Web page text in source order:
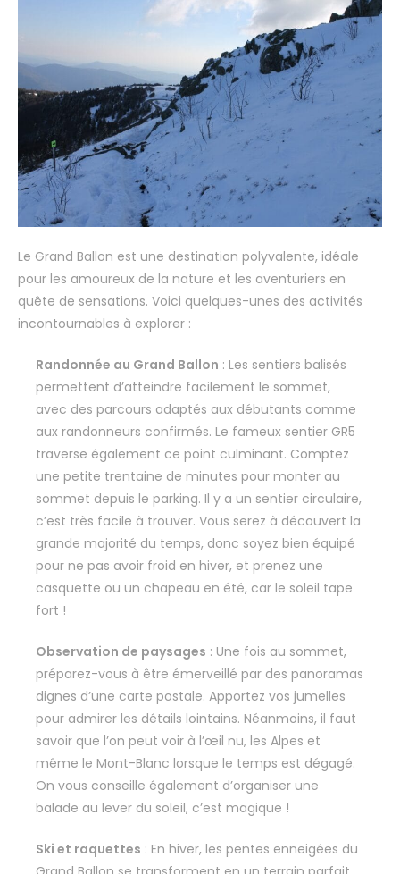
Le Grand Ballon est une destination polyvalente, idéale
pour les amoureux de la nature et les aventuriers en
quête de sensations. Voici quelques-unes des activités
incontournables à explorer :
Randonnée au Grand Ballon : Les sentiers balisés
permettent d’atteindre facilement le sommet,
avec des parcours adaptés aux débutants comme
aux randonneurs confirmés. Le fameux sentier GR5
traverse également ce point culminant. Comptez
une petite trentaine de minutes pour monter au
sommet depuis le parking. Il y a un sentier circulaire,
c’est très facile à trouver. Vous serez à découvert la
grande majorité du temps, donc soyez bien équipé
pour ne pas avoir froid en hiver, et prenez une
casquette ou un chapeau en été, car le soleil tape
fort !
Observation de paysages : Une fois au sommet,
préparez-vous à être émerveillé par des panoramas
dignes d’une carte postale. Apportez vos jumelles
pour admirer les détails lointains. Néanmoins, il faut
savoir que l’on peut voir à l’œil nu, les Alpes et
même le Mont-Blanc lorsque le temps est dégagé.
On vous conseille également d’organiser une
balade au lever du soleil, c’est magique !
Ski et raquettes : En hiver, les pentes enneigées du